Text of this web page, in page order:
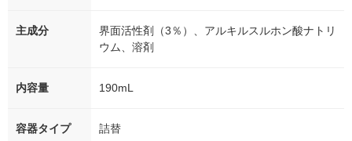
主成分
界面活性剤（3％）、アルキルスルホン酸ナトリ
ウム、溶剤
内容量 190mL
容器タイプ 詰替